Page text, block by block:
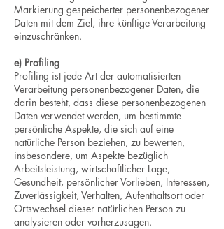
Markierung gespeicherter personenbezogener
Daten mit dem Ziel, ihre künftige Verarbeitung
einzuschränken.
e) Profiling
Profiling ist jede Art der automatisierten
Verarbeitung personenbezogener Daten, die
darin besteht, dass diese personenbezogenen
Daten verwendet werden, um bestimmte
persönliche Aspekte, die sich auf eine
natürliche Person beziehen, zu bewerten,
insbesondere, um Aspekte bezüglich
Arbeitsleistung, wirtschaftlicher Lage,
Gesundheit, persönlicher Vorlieben, Interessen,
Zuverlässigkeit, Verhalten, Aufenthaltsort oder
Ortswechsel dieser natürlichen Person zu
analysieren oder vorherzusagen.